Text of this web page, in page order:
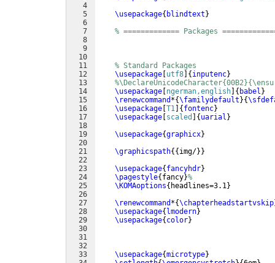
4
5
6
7
8
9
10
11
12
13
14
15
16
17
18
19
20
21
22
23
24
25
26
27
28
29
30
31
32
33
\usepackage{ blindtext }
% ============= Packages
% Standard Packages
\usepackage utf8 { inputenc}
\usepackage ngerman,english { babel }
\renewcommand *{\familydefault }{
\usepackage T1 { fontenc}
\usepackage scaled { uarial }
\usepackage{graphicx}
\graphicspath{{ img/}}
\usepackage{ fancyhdr}
\pagestyle{ fancy}%
\KOMAoptions{ headlines=3.1}
\renewcommand *{\chapterheadstartvskip
\usepackage{ lmodern}
\usepackage{ color}
\usepackage{microtype}